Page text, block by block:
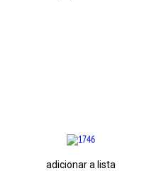
adicionar a lista